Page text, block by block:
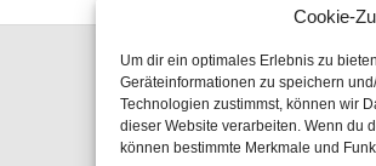
Cookie-
Um dir ein optimales Erlebnis zu
Geräteinformationen zu speichern
Technologien zustimmst, können wir
dieser Website verarbeiten. Wenn du
können bestimmte Merkmale und
Fon: +49 (0) 345 47 23
Fax: +49 (0) 345 47 23